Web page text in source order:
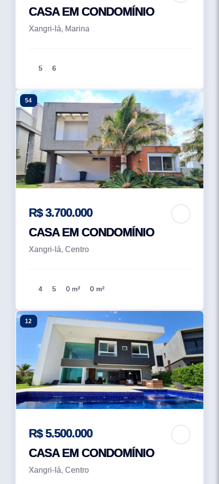
CASA EM CONDOMÍNIO
Xangri-lá, Marina
5 6
54
R$ 3.700.000
CASA EM CONDOMÍNIO
Xangri-lá, Centro
4 5 0 m² 0 m²
12
R$ 5.500.000
CASA EM CONDOMÍNIO
Xangri-lá, Centro